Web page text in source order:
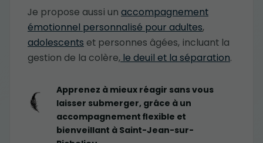
Je propose aussi un accompagnement
émotionnel personnalisé pour adultes,
adolescents et personnes âgées, incluant la
gestion de la colère, le deuil et la séparation.
Apprenez à mieux réagir sans vous
laisser submerger, grâce à un
accompagnement flexible et
bienveillant à Saint-Jean-sur-